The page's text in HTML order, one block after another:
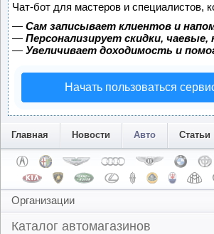
Чат-бот для мастеров и специалистов,
— Сам записывает клиентов и
— Персонализирует скидки,
— Увеличивает доходимость и
Начать пользоваться
Главная Новости Авто Статьи
Организации
Каталог автомагазинов